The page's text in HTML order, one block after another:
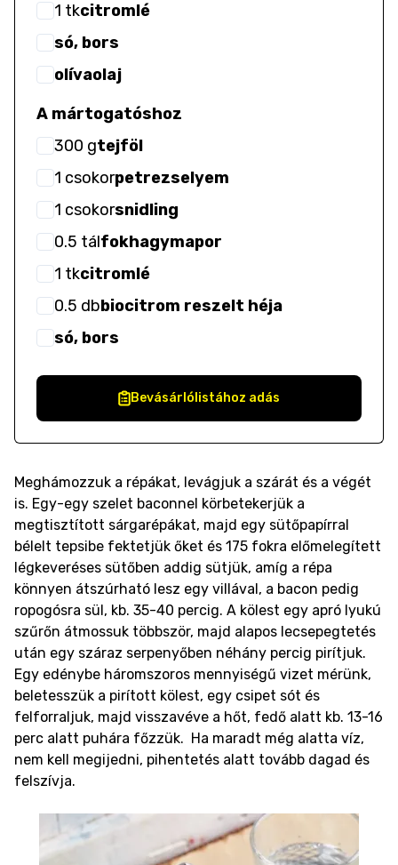
1 tkcitromlé
só, bors
olívaolaj
A mártogatóshoz
300 gtejföl
1 csokorpetrezselyem
1 csokorsnidling
0.5 tálfokhagymapor
1 tkcitromlé
0.5 dbbiocitrom reszelt héja
só, bors
Bevásárlólistához adás
Meghámozzuk a répákat, levágjuk a szárát és a végét
is. Egy-egy szelet baconnel körbetekerjük a
megtisztított sárgarépákat, majd egy sütőpapírral
bélelt tepsibe fektetjük őket és 175 fokra előmelegített
légkeveréses sütőben addig sütjük, amíg a répa
könnyen átszúrható lesz egy villával, a bacon pedig
ropogósra sül, kb. 35-40 percig. A kölest egy apró lyukú
szűrőn átmossuk többször, majd alapos lecsepegtetés
után egy száraz serpenyőben néhány percig pirítjuk.
Egy edénybe háromszoros mennyiségű vizet mérünk,
beletesszük a pirított kölest, egy csipet sót és
felforraljuk, majd visszavéve a hőt, fedő alatt kb. 13-16
perc alatt puhára főzzük. Ha maradt még alatta víz,
nem kell megijedni, pihentetés alatt tovább dagad és
felszívja.